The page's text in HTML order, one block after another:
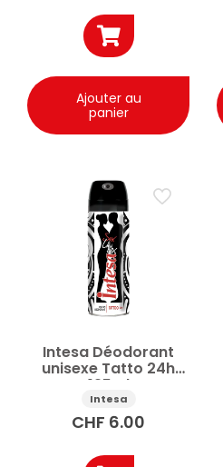
Ajouter au
panier
Intesa Déodorant
unisexe Tatto 24h
125ml
Intesa
CHF 6.00